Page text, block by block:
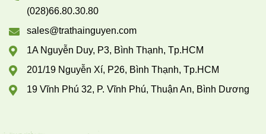
(028)66.80.30.80
sales@trathainguyen.com
1A Nguyễn Duy, P3, Bình Thạnh, Tp.HCM
201/19 Nguyễn Xí, P26, Bình Thạnh, Tp.HCM
19 Vĩnh Phú 32, P. Vĩnh Phú, Thuận An, Bình Dương